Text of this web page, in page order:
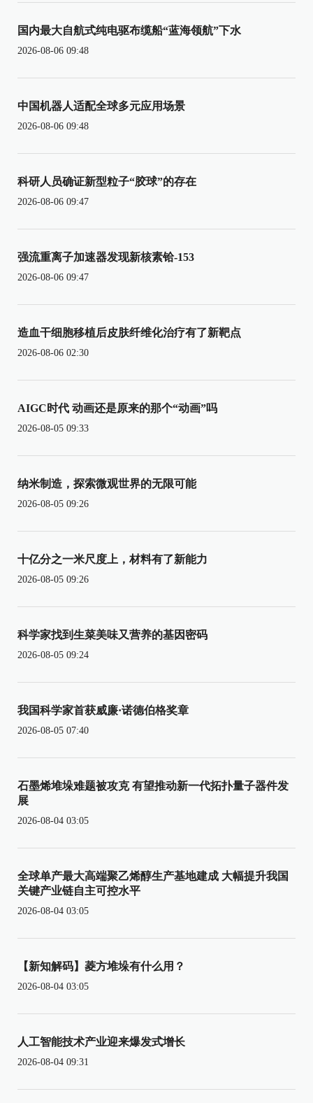
国内最大自航式纯电驱布缆船“蓝海领航”下水
2026-08-06 09:48
中国机器人适配全球多元应用场景
2026-08-06 09:48
科研人员确证新型粒子“胶球”的存在
2026-08-06 09:47
强流重离子加速器发现新核素铪-153
2026-08-06 09:47
造血干细胞移植后皮肤纤维化治疗有了新靶点
2026-08-06 02:30
AIGC时代 动画还是原来的那个“动画”吗
2026-08-05 09:33
纳米制造，探索微观世界的无限可能
2026-08-05 09:26
十亿分之一米尺度上，材料有了新能力
2026-08-05 09:26
科学家找到生菜美味又营养的基因密码
2026-08-05 09:24
我国科学家首获威廉·诺德伯格奖章
2026-08-05 07:40
石墨烯堆垛难题被攻克 有望推动新一代拓扑量子器件发
展
2026-08-04 03:05
全球单产最大高端聚乙烯醇生产基地建成 大幅提升我国
关键产业链自主可控水平
2026-08-04 03:05
【新知解码】菱方堆垛有什么用？
2026-08-04 03:05
人工智能技术产业迎来爆发式增长
2026-08-04 09:31